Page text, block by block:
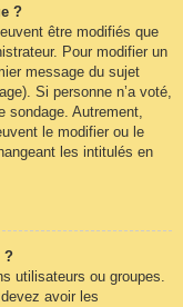
?
être modifiés que
Pour modifier un
message du sujet
Si personne n’a voté,
sondage. Autrement,
le modifier ou le
les intitulés en
?
utilisateurs ou groupes.
avoir les